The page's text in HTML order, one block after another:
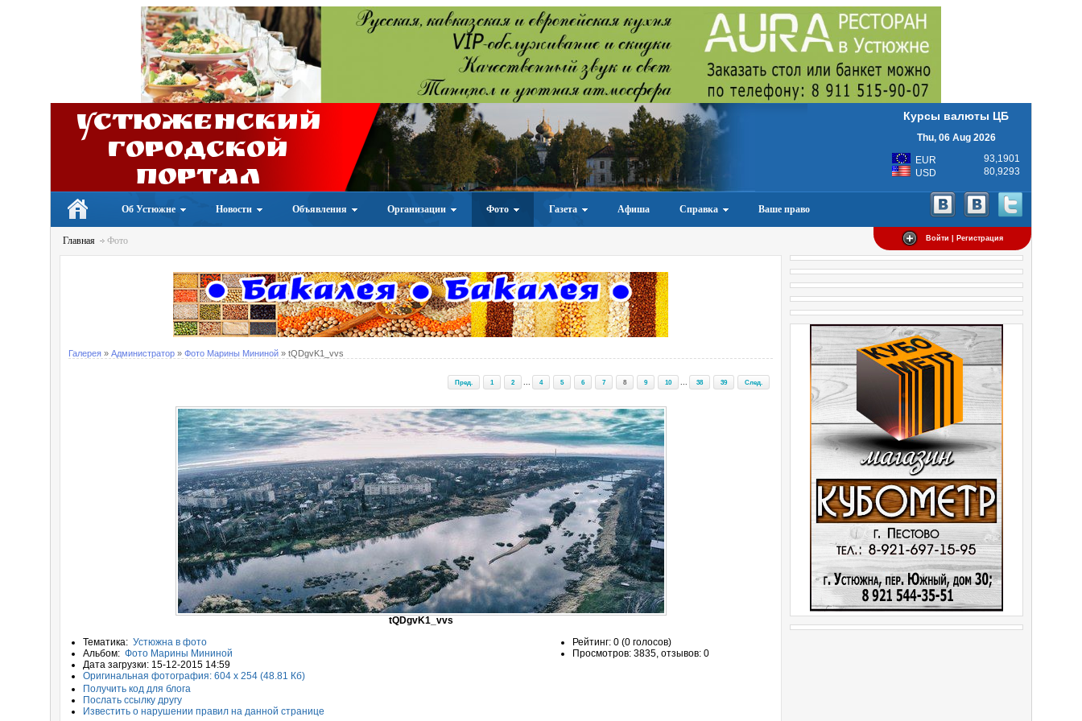
Устюженский
Городской
портал
Курсы валюты ЦБ
Thu, 06 Aug 2026
EUR
93,1901
USD
80,9293
Об Устюжне Новости Объявления Организации Фото Газета Афиша Справка Ваше право
Войти | Регистрация
Главная Фото
Галерея » Администратор » Фото Марины Мининой » tQDgvK1_vvs
Пред. 1 2 ... 4 5 6 7 8 9 10 ... 38 39 След.
tQDgvK1_vvs
Тематика: Устюжна в фото
Альбом: Фото Марины Мининой
Дата загрузки: 15-12-2015 14:59
Оригинальная фотография: 604 x 254 (48.81 Кб)
Рейтинг: 0 (0 голосов)
Просмотров: 3835, отзывов: 0
Получить код для блога
Послать ссылку другу
Известить о нарушении правил на данной странице